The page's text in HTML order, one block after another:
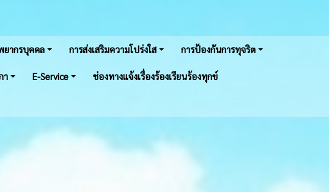
ยากรบุคคล การส่งเสริมความโปร่งใส การป้องกันการทุจริต
า E-Service ช่องทางแจ้งเรื่องร้องเรียนร้องทุกข์